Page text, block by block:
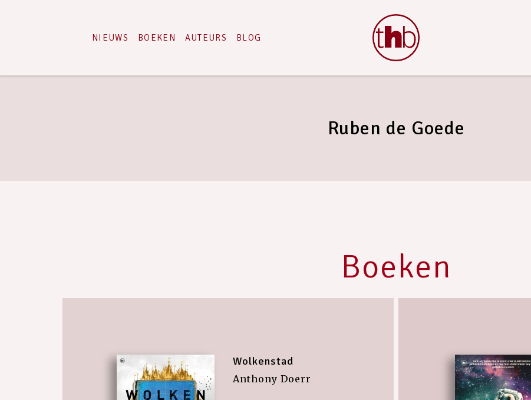
NIEUWS BOEKEN AUTEURS BLOG
Ruben de Goede
Boeken
Wolkenstad
Anthony Doerr